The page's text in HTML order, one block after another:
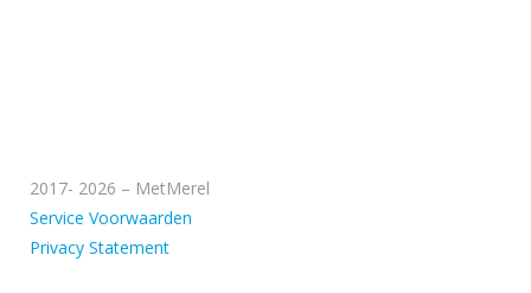
2017- 2026 – MetMerel
Service Voorwaarden
Privacy Statement